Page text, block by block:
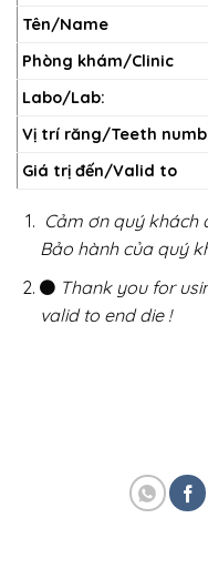
Tên/Name
Phòng khám/Clinic
Labo/Lab:
Vị trí răng/Teeth
Giá trị đến/Valid to
Cảm ơn quý khách
Bảo hành của quý
Thank you for
valid to end die !